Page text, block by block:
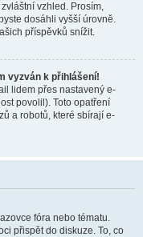
vzhled. Prosím,
dosáhli vyšší úrovně.
příspěvků snížit.
vyzván k přihlášení!
lidem přes nastavený e-
povolil). Toto opatření
a robotů, které sbírají e-
fóra nebo tématu.
přispět do diskuze. To, co